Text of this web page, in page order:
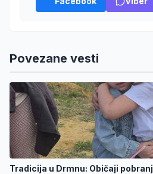
Povezane vesti
Tradicija u Drmnu: Običaji